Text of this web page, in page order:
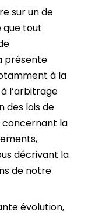
sur un de
que tout
présente
à la
l’arbitrage
des lois de
concernant la
décrivant la
de notre
évolution,